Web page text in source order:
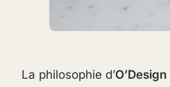
La philosophie d’O’Design